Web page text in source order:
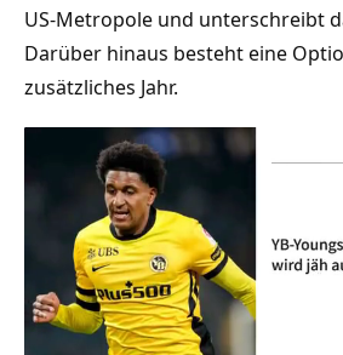
US-Metropole und unterschreibt
Darüber hinaus besteht eine
zusätzliches Jahr.